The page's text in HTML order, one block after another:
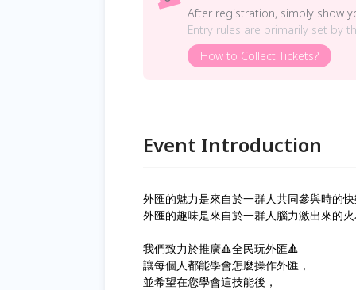
After registration, simply show
Entry rules are primarily set by
How to Collect Tickets?
Event Introduction
外匯的魅力是來自於一群人共同參與時的
外匯的趣味是來自於一群人腦力激出來的
我們致力於推廣🔺全民玩外匯🔺
讓每個人都能學會怎麼操作外匯，
並希望在您學會這技能後，